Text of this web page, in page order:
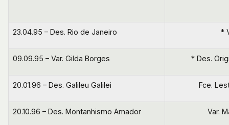
23.04.95 – Des. Rio de Janeiro *
09.09.95 – Var. Gilda Borges * Des.
20.01.96 – Des. Galileu Galilei Fce.
20.10.96 – Des. Montanhismo Amador Var.